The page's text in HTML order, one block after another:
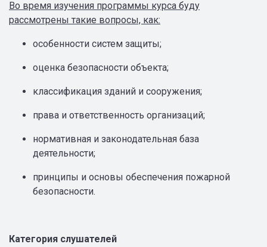
Во время изучения программы курса буду
рассмотрены такие вопросы, как:
особенности систем защиты;
оценка безопасности объекта;
классификация зданий и сооружения;
права и ответственность организаций;
нормативная и законодательная база
деятельности;
принципы и основы обеспечения пожарной
безопасности.
Категория слушателей